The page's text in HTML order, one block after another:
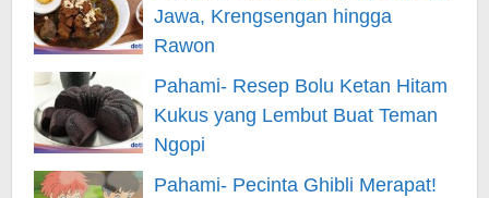
Jawa, Krengsengan hingga
Rawon
Pahami- Resep Bolu Ketan Hitam
Kukus yang Lembut Buat Teman
Ngopi
Pahami- Pecinta Ghibli Merapat!